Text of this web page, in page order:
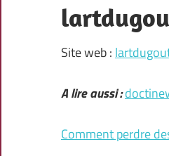
Site web :
A lire aussi :
Comment perdre